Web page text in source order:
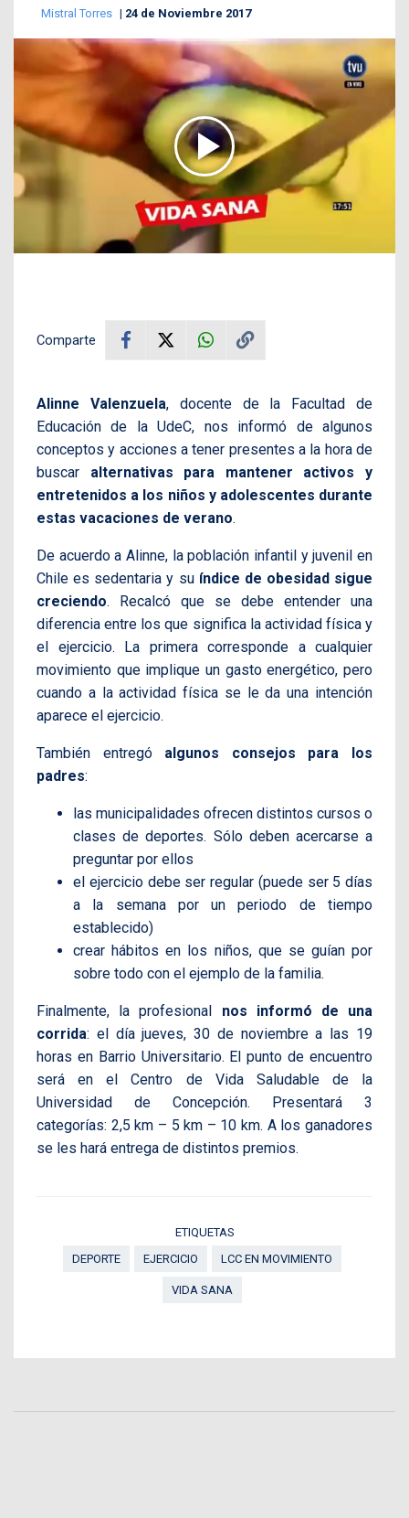
Mistral Torres 24 de Noviembre 2017
Comparte
Alinne Valenzuela, docente de la Facultad de
Educación de la UdeC, nos informó de algunos
conceptos y acciones a tener presentes a la hora de
buscar alternativas para mantener activos y
entretenidos a los niños y adolescentes durante
estas vacaciones de verano.
De acuerdo a Alinne, la población infantil y juvenil en
Chile es sedentaria y su índice de obesidad sigue
creciendo. Recalcó que se debe entender una
diferencia entre los que significa la actividad física y
el ejercicio. La primera corresponde a cualquier
movimiento que implique un gasto energético, pero
cuando a la actividad física se le da una intención
aparece el ejercicio.
También entregó algunos consejos para los
padres:
las municipalidades ofrecen distintos cursos o
clases de deportes. Sólo deben acercarse a
preguntar por ellos
el ejercicio debe ser regular (puede ser 5 días
a la semana por un periodo de tiempo
establecido)
crear hábitos en los niños, que se guían por
sobre todo con el ejemplo de la familia.
Finalmente, la profesional nos informó de una
corrida: el día jueves, 30 de noviembre a las 19
horas en Barrio Universitario. El punto de encuentro
será en el Centro de Vida Saludable de la
Universidad de Concepción. Presentará 3
categorías: 2,5 km – 5 km – 10 km. A los ganadores
se les hará entrega de distintos premios.
ETIQUETAS
DEPORTE
EJERCICIO LCC EN MOVIMIENTO
VIDA SANA